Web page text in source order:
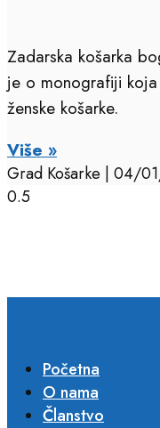
Zadarska košarka
je o monografiji
ženske košarke.
Više »
Grad Košarke 04/
Početna
O nama
Članstvo